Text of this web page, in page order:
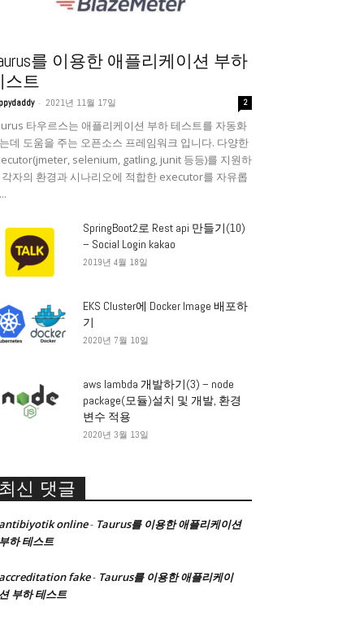
를 이용한 애플리케이션 부하
스트
- 2021년 11월 17일 2
타우르스는 애플리케이션 부하 테스트를 자동화
데 도움을 주는 오픈소스 프레임워크 입니다. 다양한
selenium, gatling, junit 등등)를 지원하
자의 환경과 시나리오에 적합한 executor를 자유롭
SpringBoot2로 Rest api 만들기(10)
– Social Login kakao
2019년 4월 18일
EKS Cluster에 Docker Image 배포하
기
2020년 7월 10일
aws lambda 개발하기(3) – node
package(모듈)설치 및 개발, 환경
변수 적용
2020년 3월 13일
신 댓글
online- Taurus를 이용한 애플리케이션
하 테스트
fake- Taurus를 이용한 애플리케이
부하 테스트